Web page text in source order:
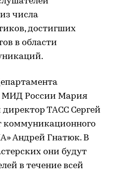
числа
достигших
в области
МИД России Мария
директор ТАСС Сергей
коммуникационного
Андрей Гнатюк. В
они будут
в течение всей